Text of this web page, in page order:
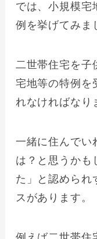
では、小規模宅
例を挙げてみま
二世帯住宅を子
宅地等の特例を
れなければなり
一緒に住んでい
は？と思うかも
た」と認められ
スがあります。